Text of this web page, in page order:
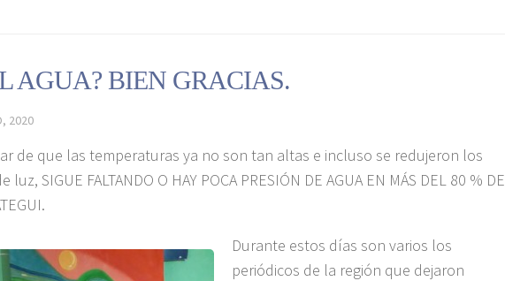
AGUA? BIEN GRACIAS.
2020
de que las temperaturas ya no son tan altas e incluso se redujeron los
luz, SIGUE FALTANDO O HAY POCA PRESIÓN DE AGUA EN MÁS DEL 80 % DE
Durante estos días son varios los
periódicos de la región que dejaron